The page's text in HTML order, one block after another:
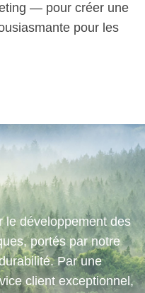
— pour créer une
pour les
le développement des
portés par notre
Par une
client exceptionnel,